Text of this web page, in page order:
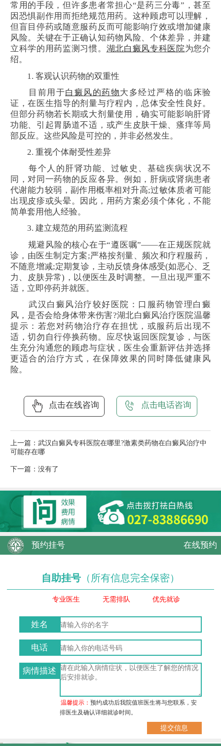
常用的手段，但许多患者常担心“是药三分毒”，甚至
因恐惧副作用而拒绝规范用药。这种顾虑可以理解，
但盲目停药或随意服药反而可能影响疗效或增加健康
风险。关键在于正确认知药物风险、个体差异，并建
立科学的用药监测习惯。 湖北白癜风专科医院为您介
绍。
1. 客观认识药物的双重性
目前用于白癜风的药物大多经过严格的临床验
证，在医生指导的剂量与疗程内，总体安全性良好。
但部分药物若长期或大剂量使用，确实可能影响肝肾
功能、引起胃肠道不适，或产生皮肤干燥、瘙痒等局
部反应。这些风险是可控的，并非必然发生。
2. 重视个体耐受性差异
每个人的肝肾功能、过敏史、基础疾病状况不
同，对同一药物的反应各异。例如，肝病或肾病患者
代谢能力较弱，副作用概率相对升高;过敏体质者可能
出现皮疹或头晕。因此，用药方案必须个体化，不能
简单套用他人经验。
3. 建立规范的用药监测流程
规避风险的核心在于“遵医嘱”——在正规医院就
诊，由医生制定方案;严格按剂量、频次和疗程服药，
不随意增减;定期复诊，主动反馈身体感受(如恶心、乏
力、皮肤异常)，以便医生及时调整。一旦出现严重不
适，立即停药并就医。
武汉白癜风治疗较好医院：口服药物管理白癜
风，是否会给身体带来伤害?湖北白癜风治疗医院温馨
提示：若您对药物治疗存在担忧，或服药后出现不
适，切勿自行停换药物。应尽快返回医院复诊，与医
生充分沟通您的顾虑与症状，医生会重新评估并选择
更适合的治疗方式，在保障效果的同时降低健康风
险。
点击在线咨询 点击电话咨询
上一篇： 武汉白癜风专科医院在哪里?激素类药物在白癜风治疗中
可能存在哪
下一篇：没有了
预约挂号 在线预约
自助挂号 （所有信息完全保密）
专业医生 无需排队 优先就诊
姓名
电话
病情描述
温馨提示：预约成功后我院值班医生将与您联系，安
排医生及确认详细就诊时间。